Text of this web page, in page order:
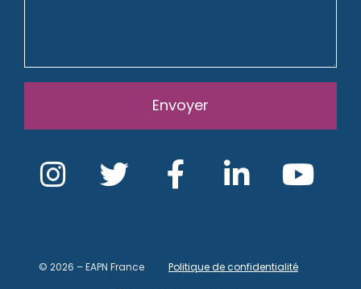
Envoyer
© 2026 – EAPN France Politique de confidentialité